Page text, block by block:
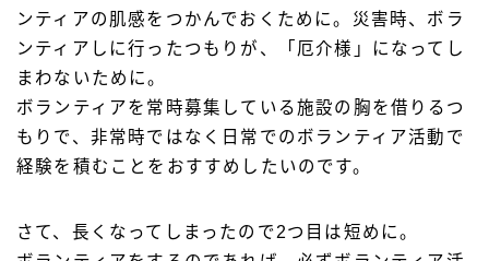
ンティアの肌感をつかんでおくために。災害時、ボラ
ンティアしに行ったつもりが、「厄介様」になってし
まわないために。
ボランティアを常時募集している施設の胸を借りるつ
もりで、非常時ではなく日常でのボランティア活動で
経験を積むことをおすすめしたいのです。
さて、長くなってしまったので2つ目は短めに。